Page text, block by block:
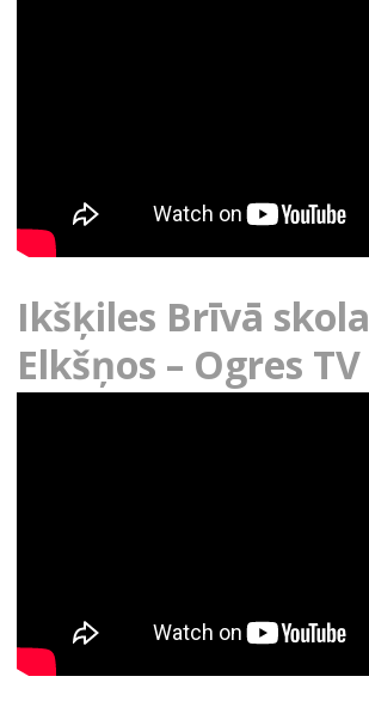
Ikšķiles Brīvā skola
Elkšņos – Ogres TV